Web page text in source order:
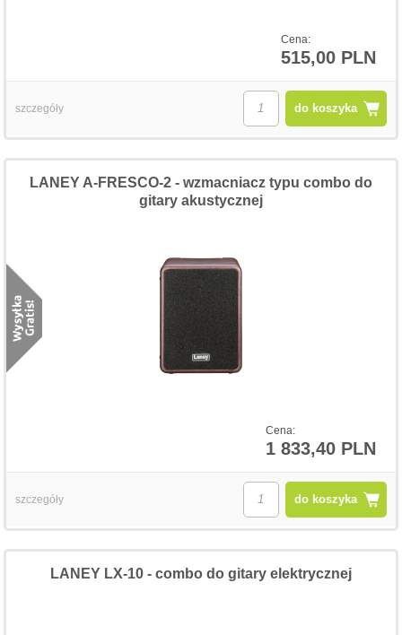
Cena:
515,00 PLN
do koszyka
szczegóły
Cena:
1 833,40 PLN
LANEY A-FRESCO-2 - wzmacniacz typu combo do
gitary akustycznej
do koszyka
szczegóły
LANEY LX-10 - combo do gitary elektrycznej